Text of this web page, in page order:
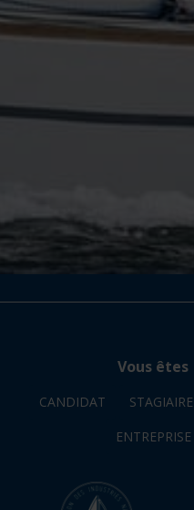
Vous êtes
CANDIDAT STAGIAIRE
ENTREPRISE